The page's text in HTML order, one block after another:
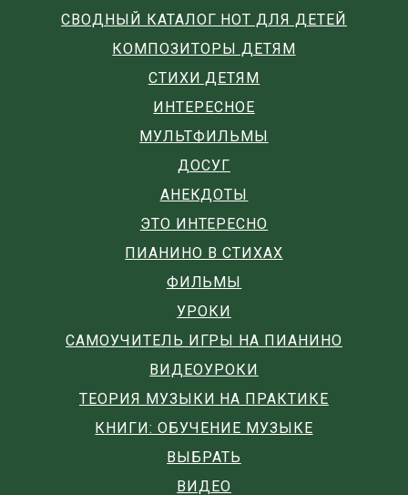
СВОДНЫЙ КАТАЛОГ НОТ ДЛЯ ДЕТЕЙ
КОМПОЗИТОРЫ ДЕТЯМ
СТИХИ ДЕТЯМ
ИНТЕРЕСНОЕ
МУЛЬТФИЛЬМЫ
ДОСУГ
АНЕКДОТЫ
ЭТО ИНТЕРЕСНО
ПИАНИНО В СТИХАХ
ФИЛЬМЫ
УРОКИ
САМОУЧИТЕЛЬ ИГРЫ НА ПИАНИНО
ВИДЕОУРОКИ
ТЕОРИЯ МУЗЫКИ НА ПРАКТИКЕ
КНИГИ: ОБУЧЕНИЕ МУЗЫКЕ
ВЫБРАТЬ
ВИДЕО